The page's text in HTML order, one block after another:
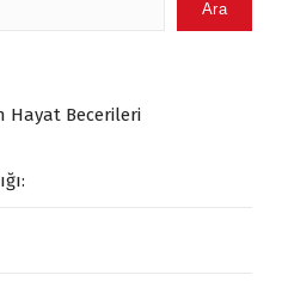
Hayat Becerileri